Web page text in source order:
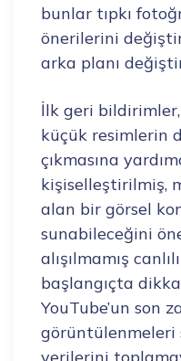
bunlar tıpkı
önerilerini
arka planı
İlk geri
küçük resimlerin
çıkmasına
kişiselleştirilmiş,
alan bir görsel
sunabileceğini
alışılmamış
başlangıçta
YouTube’un son
görüntülenmeleri